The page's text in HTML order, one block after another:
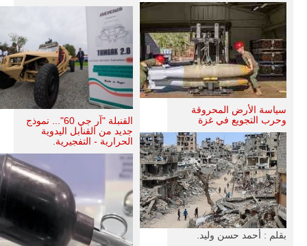
سياسة الأرض المحروقة
وحرب التجويع في غزة
بقلم : أحمد حسن وليد.
القنبلة "آر جي 60"... نموذج
جديد من القنابل اليدوية
الحرارية - التفجيرية.